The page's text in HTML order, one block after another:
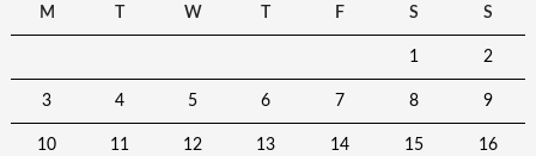
M
W F S S
1 2
3 4 5 6 7 8 9
10 11 12 13 14 15 16